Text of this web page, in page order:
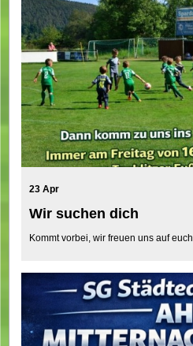
23 Apr
Wir suchen dich
Kommt vorbei, wir freuen uns auf euch